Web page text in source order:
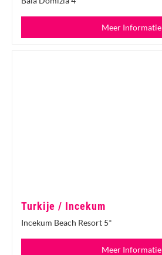
Meer Informatie
Turkije / Incekum
Incekum Beach Resort 5*
Meer Informatie